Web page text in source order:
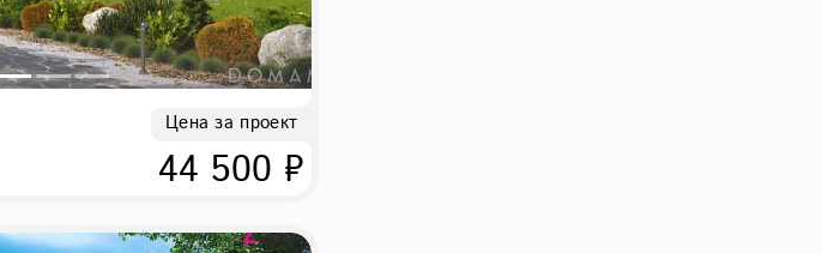
Цена за проект
44 500 ₽